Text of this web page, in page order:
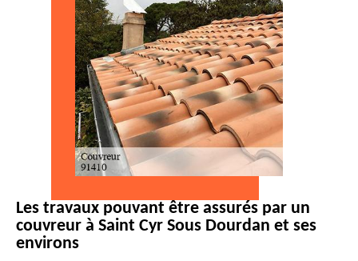
Les travaux pouvant être assurés par un
couvreur à Saint Cyr Sous Dourdan et ses
environs